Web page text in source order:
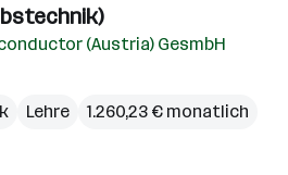
(Austria) GesmbH
Lehre 1.260,23 € monatlich